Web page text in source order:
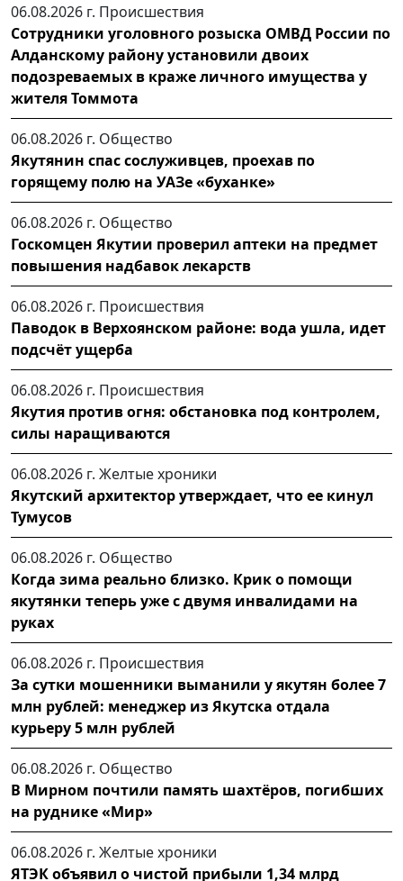
06.08.2026 г. Происшествия
Сотрудники уголовного розыска ОМВД России по
Алданскому району установили двоих
подозреваемых в краже личного имущества у
жителя Томмота
06.08.2026 г. Общество
Якутянин спас сослуживцев, проехав по
горящему полю на УАЗе «буханке»
06.08.2026 г. Общество
Госкомцен Якутии проверил аптеки на предмет
повышения надбавок лекарств
06.08.2026 г. Происшествия
Паводок в Верхоянском районе: вода ушла, идет
подсчёт ущерба
06.08.2026 г. Происшествия
Якутия против огня: обстановка под контролем,
силы наращиваются
06.08.2026 г. Желтые хроники
Якутский архитектор утверждает, что ее кинул
Тумусов
06.08.2026 г. Общество
Когда зима реально близко. Крик о помощи
якутянки теперь уже с двумя инвалидами на
руках
06.08.2026 г. Происшествия
За сутки мошенники выманили у якутян более 7
млн рублей: менеджер из Якутска отдала
курьеру 5 млн рублей
06.08.2026 г. Общество
В Мирном почтили память шахтёров, погибших
на руднике «Мир»
06.08.2026 г. Желтые хроники
ЯТЭК объявил о чистой прибыли 1,34 млрд